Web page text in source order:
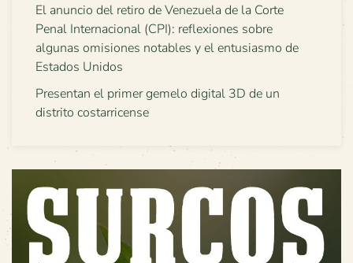
El anuncio del retiro de Venezuela de la Corte
Penal Internacional (CPI): reflexiones sobre
algunas omisiones notables y el entusiasmo de
Estados Unidos
Presentan el primer gemelo digital 3D de un
distrito costarricense